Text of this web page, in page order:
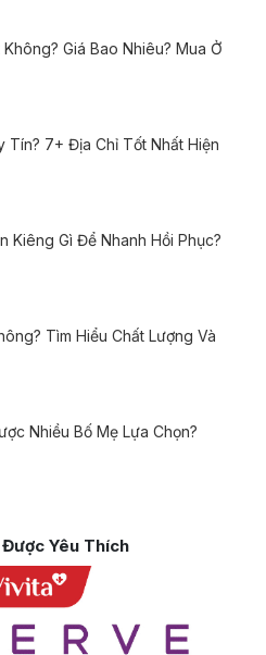
Giá Bao Nhiêu? Mua Ở
Tín? 7+ Địa Chỉ Tốt Nhất Hiện
Kiêng Gì Để Nhanh Hồi Phục?
Tìm Hiểu Chất Lượng Và
Nhiều Bố Mẹ Lựa Chọn?
Được Yêu Thích